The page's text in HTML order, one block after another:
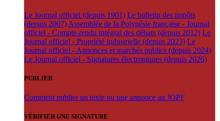
Le Journal officiel (depuis 1901) Le bulletin des impôts
(depuis 2007) Assemblée de la Polynésie française - Journal
officiel - Compte-rendu intégral des débats (depuis 2012) Le
Journal officiel - Propriété industrielle (depuis 2023) Le
Journal officiel - Annonces et marchés publics (depuis 2024)
Le Journal officiel - Signatures électroniques (depuis 2026)
PUBLIER
Comment publier un texte ou une annonce au JOPF
VÉRIFIER UNE SIGNATURE